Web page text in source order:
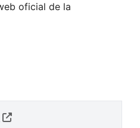
oficial de la